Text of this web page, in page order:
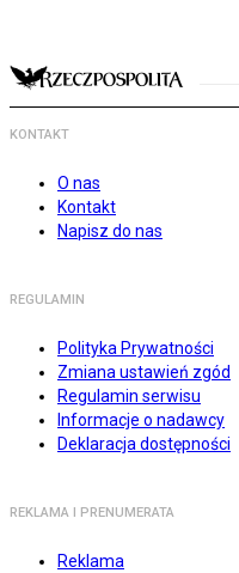
KONTAKT
O nas
Kontakt
Napisz do nas
REGULAMIN
Polityka Prywatności
Zmiana ustawień zgód
Regulamin serwisu
Informacje o nadawcy
Deklaracja dostępności
REKLAMA I PRENUMERATA
Reklama